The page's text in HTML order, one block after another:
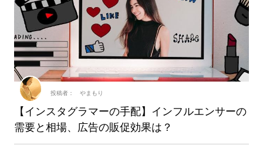
【インスタグラマーの手配】インフルエンサーの
需要と相場、広告の販促効果は？
投稿者： やまもり